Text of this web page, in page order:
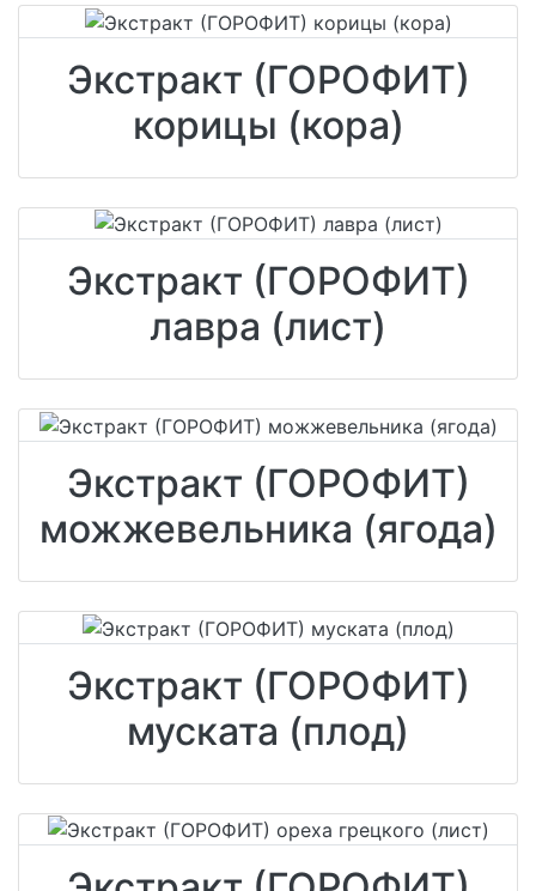
Экстракт (ГОРОФИТ)
корицы (кора)
Экстракт (ГОРОФИТ)
лавра (лист)
Экстракт (ГОРОФИТ)
можжевельника (ягода)
Экстракт (ГОРОФИТ)
муската (плод)